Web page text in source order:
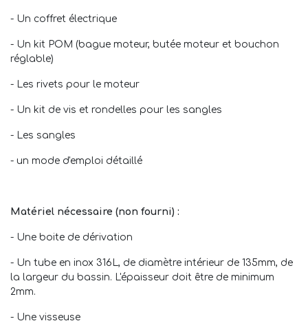
- Un coffret électrique
- Un kit POM (bague moteur, butée moteur et bouchon
réglable)
- Les rivets pour le moteur
- Un kit de vis et rondelles pour les sangles
- Les sangles
- un mode d'emploi détaillé
Matériel nécessaire (non fourni) :
- Une boite de dérivation
- Un tube en inox 316L, de diamètre intérieur de 135mm, de
la largeur du bassin. L'épaisseur doit être de minimum
2mm.
- Une visseuse